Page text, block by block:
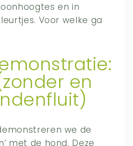
en in
Voor welke ga
en
we de
met de hond. Deze